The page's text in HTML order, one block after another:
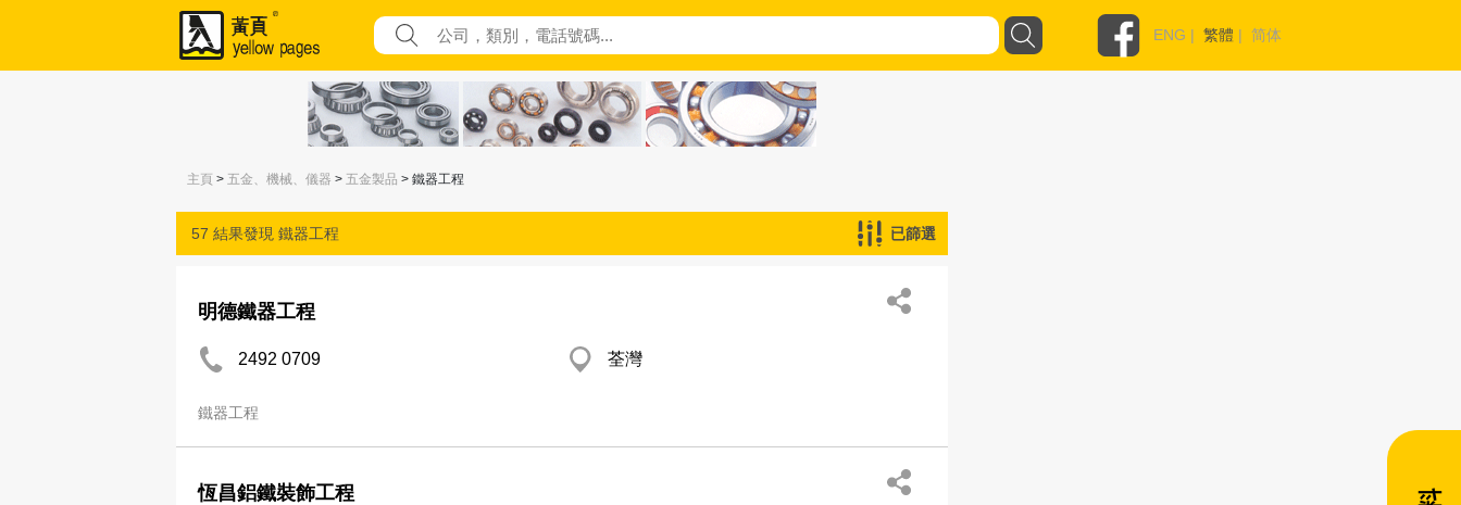
ENG | 繁體 | 简体
主頁 > 五金、機械、儀器 > 五金製品 > 鐵器工程
57 結果發現 鐵器工程 已篩選
明德鐵器工程
2492 0709 荃灣
鐵器工程
恆昌鋁鐵裝飾工程